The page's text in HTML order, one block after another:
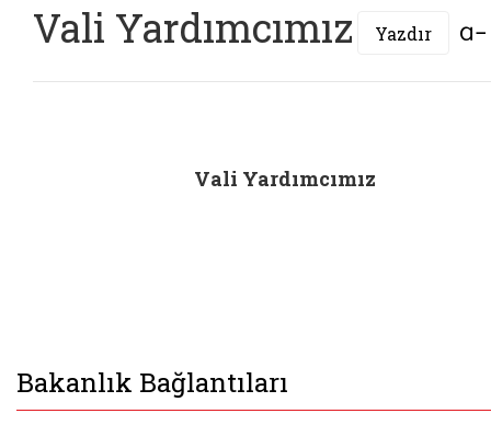
Vali Yardımcımız Yazdır
Vali Yardımcımız
Bakanlık Bağlantıları